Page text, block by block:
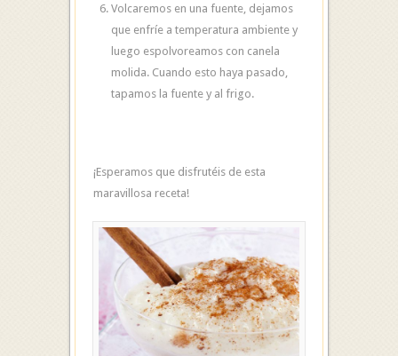
Volcaremos en una fuente, dejamos
que enfríe a temperatura ambiente y
luego espolvoreamos con canela
molida. Cuando esto haya pasado,
tapamos la fuente y al frigo.
¡Esperamos que disfrutéis de esta
maravillosa receta!